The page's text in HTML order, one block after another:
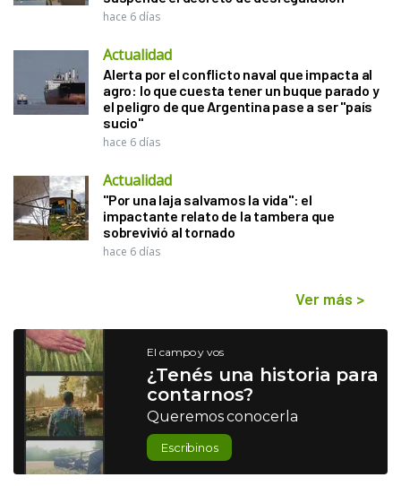
hace 6 días
Actualidad
Alerta por el conflicto naval que impacta al
agro: lo que cuesta tener un buque parado y
el peligro de que Argentina pase a ser "país
sucio"
hace 6 días
Actualidad
"Por una laja salvamos la vida": el
impactante relato de la tambera que
sobrevivió al tornado
hace 6 días
Ver más >
El campo y vos
¿Tenés una historia para
contarnos?
Queremos conocerla
Escribinos